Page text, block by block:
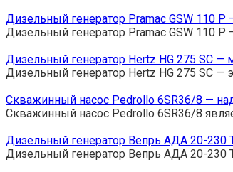
Дизельный генератор Pramac GSW 110
Дизельный генератор Pramac GSW 110
Дизельный генератор Hertz HG 275 SC
Дизельный генератор Hertz HG 275 SC —
Скважинный насос Pedrollo 6SR36/8 —
Скважинный насос Pedrollo 6SR36/8
Дизельный генератор Вепрь АДА 20-
Дизельный генератор Вепрь АДА 20-230